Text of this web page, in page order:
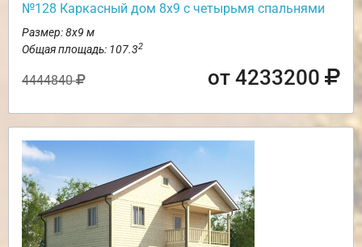
№128 Каркасный дом 8х9 с четырьмя спальнями
Размер: 8х9 м
Общая площадь: 107.32
4444840 от 4233200